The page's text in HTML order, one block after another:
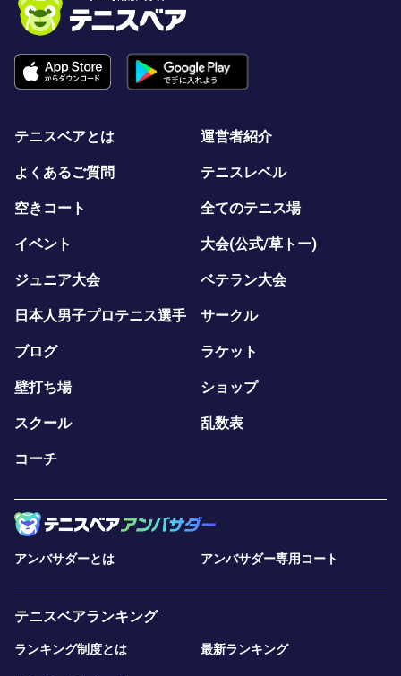
テニスベアとは 運営者紹介
よくあるご質問 テニスレベル
空きコート 全てのテニス場
イベント 大会(公式/草トー)
ジュニア大会 ベテラン大会
日本人男子プロテニス選手 サークル
ブログ ラケット
壁打ち場 ショップ
スクール 乱数表
コーチ
アンバサダーとは アンバサダー専用コート
テニスベアランキング
ランキング制度とは 最新ランキング